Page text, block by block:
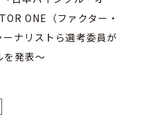
ONE（ファクター・
ナリストら選考委員が
を発表〜